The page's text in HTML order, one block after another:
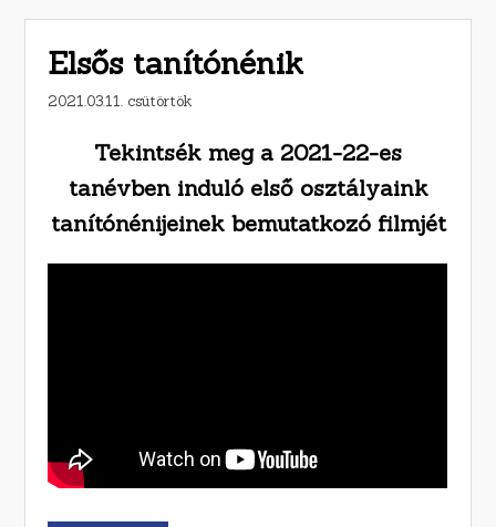
Elsős tanítónénik
2021.03.11. csütörtök
Tekintsék meg a 2021-22-es
tanévben induló első osztályaink
tanítónénijeinek bemutatkozó filmjét